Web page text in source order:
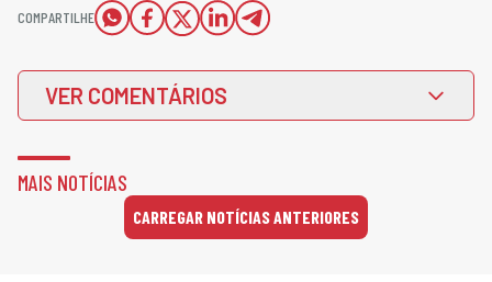
COMPARTILHE
VER COMENTÁRIOS
MAIS NOTÍCIAS
CARREGAR NOTÍCIAS ANTERIORES